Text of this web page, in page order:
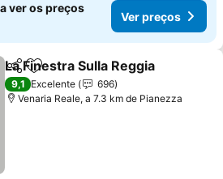
ver os preços
Ver preços
PartilharAdicionar aos favoritos
La Finestra Sulla Reggia
9,1 Excelente
696
Venaria Reale, a 7.3 km de Pianezza